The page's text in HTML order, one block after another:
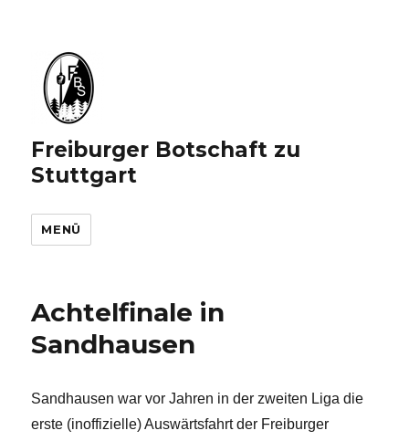
Freiburger Botschaft zu
Stuttgart
MENÜ
Achtelfinale in
Sandhausen
Sandhausen war vor Jahren in der zweiten Liga die
erste (inoffizielle) Auswärtsfahrt der Freiburger